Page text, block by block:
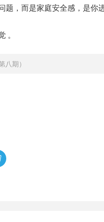
题，而是家庭安全感，是你
。
八期）